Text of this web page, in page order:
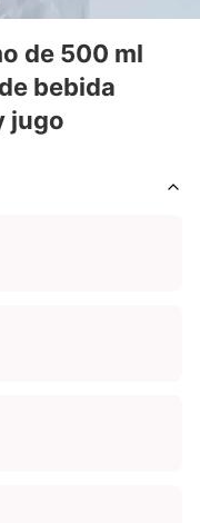
de 500 ml
bebida
jugo